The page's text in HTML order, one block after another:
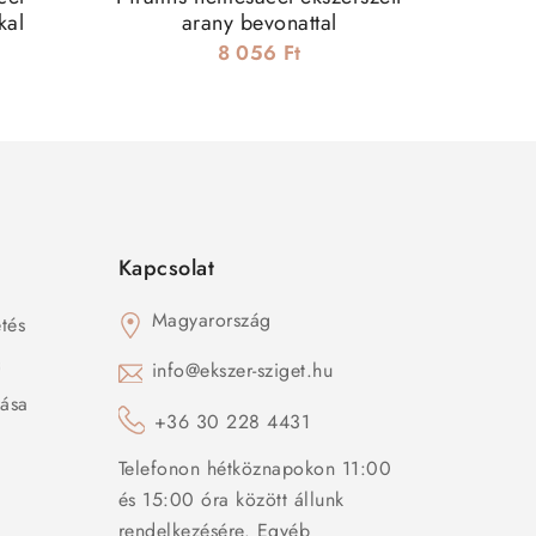
arany bevonattal
8 056 Ft
Kapcsolat
Magyarország
info@ekszer-sziget.hu
+36 30 228 4431
Telefonon hétköznapokon 11:00
és 15:00 óra között állunk